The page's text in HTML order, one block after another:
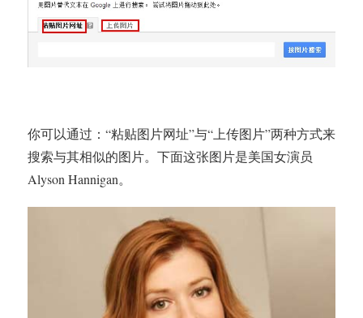
你可以通过：“粘贴图片网址”与“上传图片”两种方式来
搜索与其相似的图片。下面这张图片是美国女演员
Alyson Hannigan。